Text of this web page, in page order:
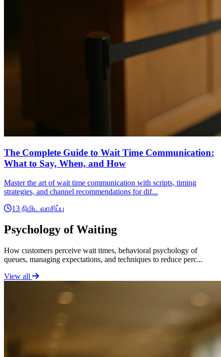
The Complete Guide to Wait Time Communication:
What to Say, When, and How
Master the art of wait time communication with scripts, timing
strategies, and channel recommendations for dif...
13 நிமிட வாசிப்பு
Psychology of Waiting
How customers perceive wait times, behavioral psychology of
queues, managing expectations, and techniques to reduce perc...
View all